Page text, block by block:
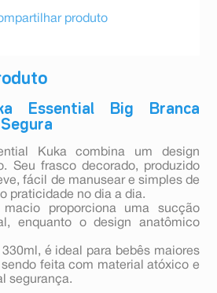
Essential Big Branca
Kuka combina um design
Seu frasco decorado, produzido
fácil de manusear e simples de
praticidade no dia a dia.
proporciona uma sucção
enquanto o design anatômico
é ideal para bebês maiores
feita com material atóxico e
segurança.
produto